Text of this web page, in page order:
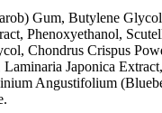
Gum, Butylene
Phenoxyethanol,
Chondrus Crispus
Japonica
Angustifolium